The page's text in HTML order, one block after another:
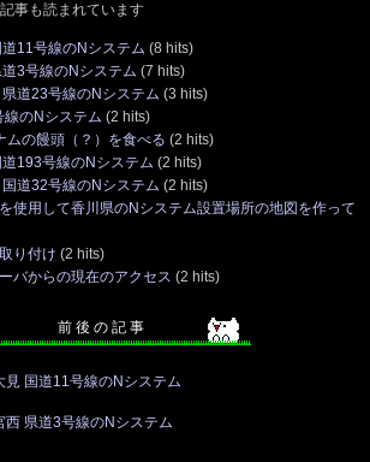
事も読まれています
11号線のNシステム (8 hits)
3号線のNシステム (7 hits)
道23号線のNシステム (3 hits)
のNシステム (2 hits)
ムの饅頭（？）を食べる (2 hits)
193号線のNシステム (2 hits)
道32号線のNシステム (2 hits)
使用して香川県のNシステム設置場所の地図を作って
り付け (2 hits)
バからの現在のアクセス (2 hits)
前 後 の 記 事
見 国道11号線のNシステム
西 県道3号線のNシステム